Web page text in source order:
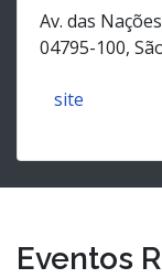
Av. das
04795-100,
site
Eventos